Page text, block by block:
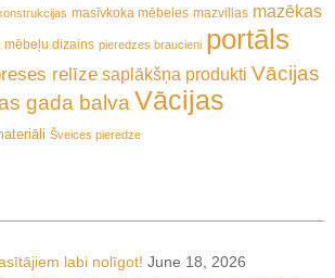
masīvkoka mēbeles mazvillas mazēkas
mēbeļu dizains pieredzes braucieni portāls
relīze saplākšņa produkti Vācijas
gada balvaVācijas
Šveices pieredze
labi nolīgot! June 18, 2026